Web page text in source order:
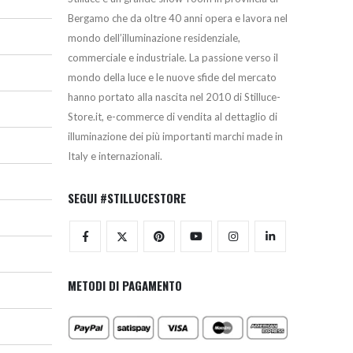
Bergamo che da oltre 40 anni opera e lavora nel
mondo dell’illuminazione residenziale,
commerciale e industriale. La passione verso il
mondo della luce e le nuove sfide del mercato
hanno portato alla nascita nel 2010 di Stilluce-
Store.it, e-commerce di vendita al dettaglio di
illuminazione dei più importanti marchi made in
Italy e internazionali.
SEGUI #STILLUCESTORE
METODI DI PAGAMENTO